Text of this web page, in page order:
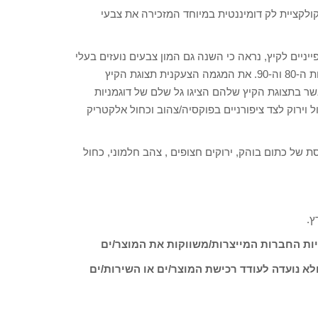
קולקציית לק דומיננטית במיוחד המזכירה את צבעי
לקיץ, נראה כי השנה גם המון צבעים נועזים בעלי
נוכחות חזקה מצטרפים לפלטות גווני הלק ומבשרים על חזרה לשנות ה-80 וה-90. את המגמה הצעקנית תצוגת הקיץ
בתצוגת הקיץ שלהם הציגו גל שלם של דוגמניות
וירוק לצד ציפורניים בפוקסיה/צהוב וכחול אלקטריק
ותוססת של כתום בוהק, ירוקים חצופים , צהב חלמוני, כחול
החברות המייצרות/משווקות את המוצר/ים
נועדה לעודד רכישת המוצר/ים או השירות/ים